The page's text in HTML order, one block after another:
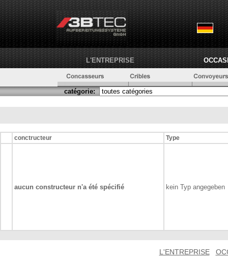
L'ENTREPRISE
catégorie:
conctructeur Type
aucun constructeur n'a été spécifié kein Typ angegeben
L'ENTREPRISE